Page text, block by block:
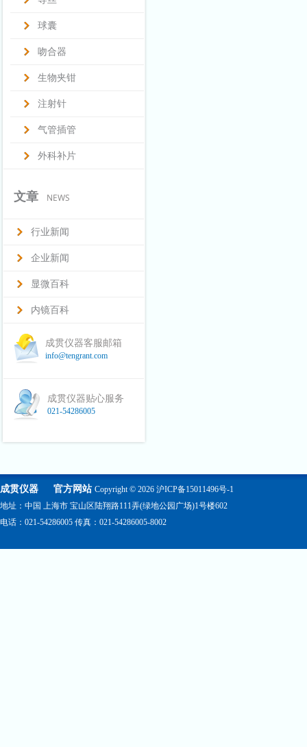
球囊
吻合器
生物夹钳
注射针
气管插管
外科补片
文章 NEWS
行业新闻
企业新闻
显微百科
内镜百科
成贯仪器客服邮箱
info@tengrant.com
成贯仪器贴心服务
021-54286005
成贯仪器 官方网站 Copyright © 2026 沪ICP备15011496号-1
地址：中国 上海市 宝山区陆翔路111弄(绿地公园广场)1号楼602
电话：021-54286005 传真：021-54286005-8002